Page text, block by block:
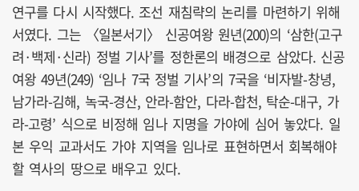
연구를 다시 시작했다. 조선 재침략의 논리를 마련하기 위해
서였다. 그는 〈일본서기〉 신공여왕 원년(200)의 ‘삼한(고구
려·백제·신라) 정벌 기사’를 정한론의 배경으로 삼았다. 신공
여왕 49년(249) ‘임나 7국 정벌 기사’의 7국을 ‘비자발-창녕,
남가라-김해, 녹국-경산, 안라-함안, 다라-합천, 탁순-대구, 가
라-고령’ 식으로 비정해 임나 지명을 가야에 심어 놓았다. 일
본 우익 교과서도 가야 지역을 임나로 표현하면서 회복해야
할 역사의 땅으로 배우고 있다.